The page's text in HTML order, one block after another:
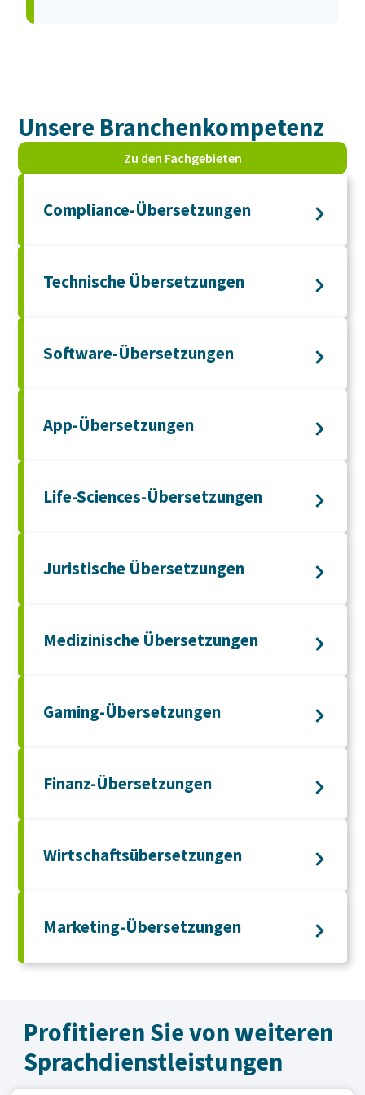
Unsere Branchen­kompetenz
Zu den Fachgebieten
Compliance-Übersetzungen
Technische Übersetzungen
Software-Übersetzungen
App-Übersetzungen
Life-Sciences-Übersetzungen
Juristische Übersetzungen
Medizinische Übersetzungen
Gaming-Übersetzungen
Finanz-Übersetzungen
Wirtschaftsübersetzungen
Marketing-Übersetzungen
Profitieren Sie von weiteren
Sprachdienst­leistungen